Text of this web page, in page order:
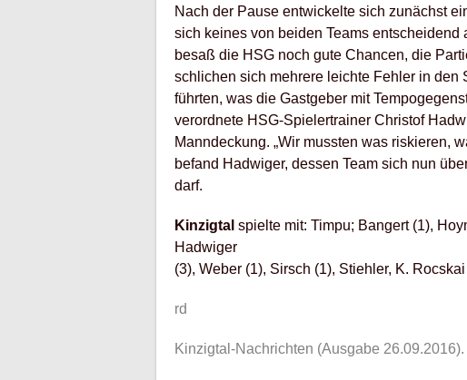
Nach der Pause entwickelte sich zunächst
sich keines von beiden Teams
besaß die HSG noch gute Chancen, die
schlichen sich mehrere leichte Fehler in
führten, was die Gastgeber mit
verordnete HSG-Spielertrainer Christof
Manndeckung. „Wir mussten was riskieren,
befand Hadwiger, dessen Team sich nun
darf.
Kinzigtal spielte mit: Timpu; Bangert (1),
Hadwiger
(3), Weber (1), Sirsch (1), Stiehler, K. Rocskai
rd
Kinzigtal-Nachrichten (Ausgabe 26.09.2016).